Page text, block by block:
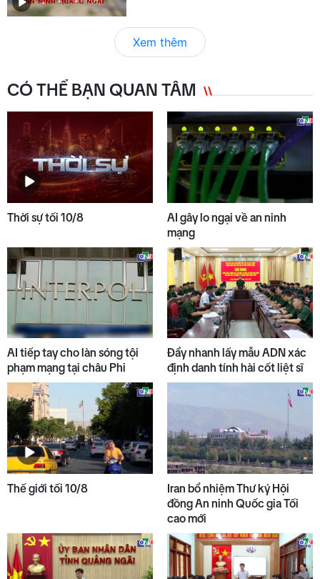
Xem thêm
CÓ THỂ BẠN QUAN TÂM
Thời sự tối 10/8
AI gây lo ngại về an ninh
mạng
AI tiếp tay cho làn sóng tội
phạm mạng tại châu Phi
Đẩy nhanh lấy mẫu ADN xác
định danh tính hài cốt liệt sĩ
Thế giới tối 10/8
Iran bổ nhiệm Thư ký Hội
đồng An ninh Quốc gia Tối
cao mới